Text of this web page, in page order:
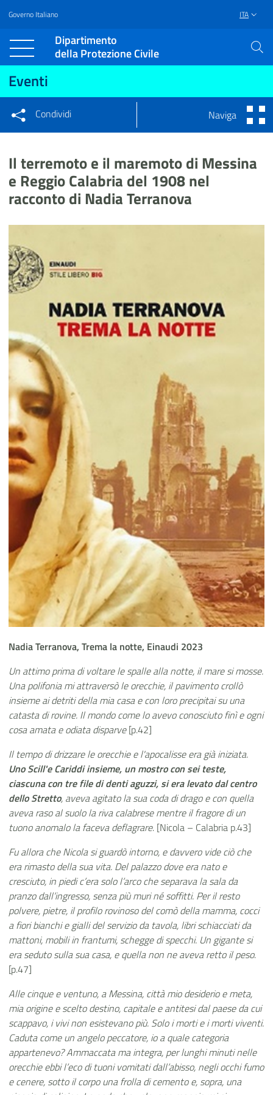
Vai al contenuto principale
Raggiungi il piè di pagina
Governo Italiano ITA
Dipartimento
della Protezione Civile
Eventi
Condividi su Facebook
Condividi su LinkedIn
Condividi
Condividi sui social network
Naviga
Il terremoto e il maremoto di Messina
e Reggio Calabria del 1908 nel
racconto di Nadia Terranova
Nadia Terranova, Trema la notte, Einaudi 2023
Un attimo prima di voltare le spalle alla notte, il mare si mosse.
Una polifonia mi attraversò le orecchie, il pavimento crollò
insieme ai detriti della mia casa e con loro precipitai su una
catasta di rovine. Il mondo come lo avevo conosciuto finì e ogni
cosa amata e odiata disparve [p.42]
Il tempo di drizzare le orecchie e l'apocalisse era già iniziata.
Uno Scill'e Cariddi insieme, un mostro con sei teste,
ciascuna con tre file di denti aguzzi, si era levato dal centro
dello Stretto, aveva agitato la sua coda di drago e con quella
aveva raso al suolo la riva calabrese mentre il fragore di un
tuono anomalo la faceva deflagrare. [Nicola – Calabria p.43]
Fu allora che Nicola si guardò intorno, e davvero vide ciò che
era rimasto della sua vita. Del palazzo dove era nato e
cresciuto, in piedi c’era solo l’arco che separava la sala da
pranzo dall’ingresso, senza più muri né soffitti. Per il resto
polvere, pietre, il profilo rovinoso del comò della mamma, cocci
a fiori bianchi e gialli del servizio da tavola, libri schiacciati da
mattoni, mobili in frantumi, schegge di specchi. Un gigante si
era seduto sulla sua casa, e quella non ne aveva retto il peso.
[p.47]
Alle cinque e ventuno, a Messina, città mio desiderio e meta,
mia origine e scelto destino, capitale e antitesi dal paese da cui
scappavo, i vivi non esistevano più. Solo i morti e i morti viventi.
Caduta come un angelo peccatore, io a quale categoria
appartenevo? Ammaccata ma integra, per lunghi minuti nelle
orecchie ebbi l’eco di tuoni vomitati dall’abisso, negli occhi fumo
e cenere, sotto il corpo una frolla di cemento e, sopra, una